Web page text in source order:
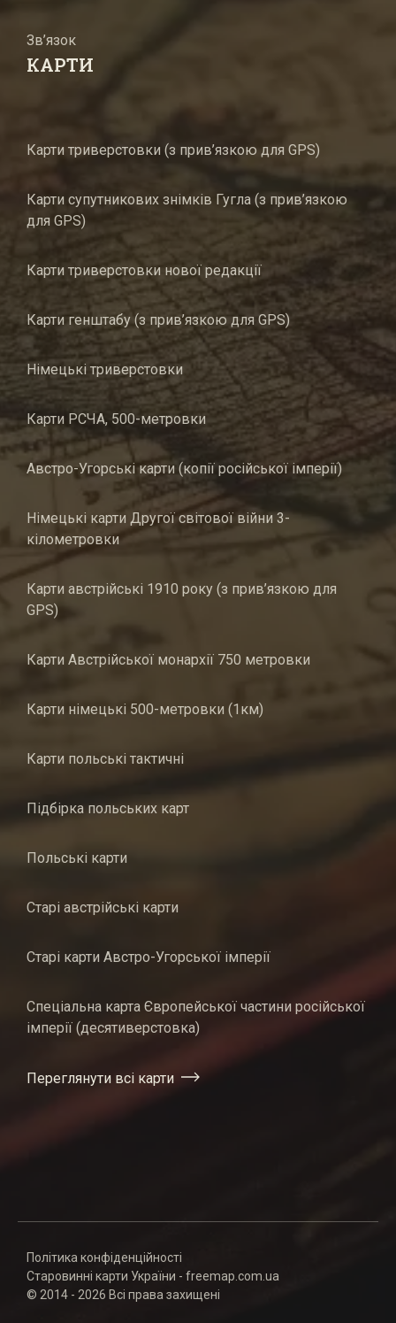
Зв’язок
КАРТИ
Карти триверстовки (з прив’язкою для GPS)
Карти супутникових знімків Гугла (з прив’язкою
для GPS)
Карти триверстовки нової редакції
Карти генштабу (з прив’язкою для GPS)
Німецькі триверстовки
Карти РСЧА, 500-метровки
Австро-Угорські карти (копії російської імперії)
Німецькі карти Другої світової війни 3-
кілометровки
Карти австрійські 1910 року (з прив’язкою для
GPS)
Карти Австрійської монархії 750 метровки
Карти німецькі 500-метровки (1км)
Карти польські тактичні
Підбірка польських карт
Польські карти
Старі австрійські карти
Старі карти Австро-Угорської імперії
Спеціальна карта Європейської частини російської
імперії (десятиверстовка)
Переглянути всі карти
Політика конфіденційності
Старовинні карти України - freemap.com.ua
© 2014 - 2026 Всі права захищені